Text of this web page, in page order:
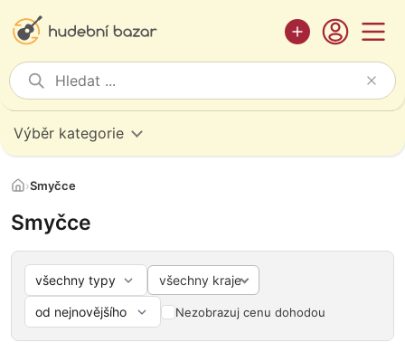
Výběr kategorie
›Smyčce
Smyčce
všechny kraje
Nezobrazuj cenu dohodou